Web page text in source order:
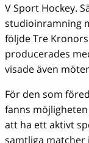
V Sport Hockey.
studioinramning
följde Tre
producerades
visade även
För den som
fanns
att ha ett aktivt
samtliga